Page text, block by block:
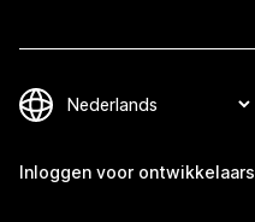
Inloggen voor ontwikkelaars